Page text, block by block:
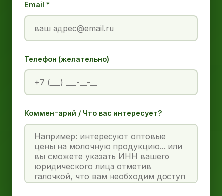
Email *
Телефон (желательно)
Комментарий / Что вас интересует?